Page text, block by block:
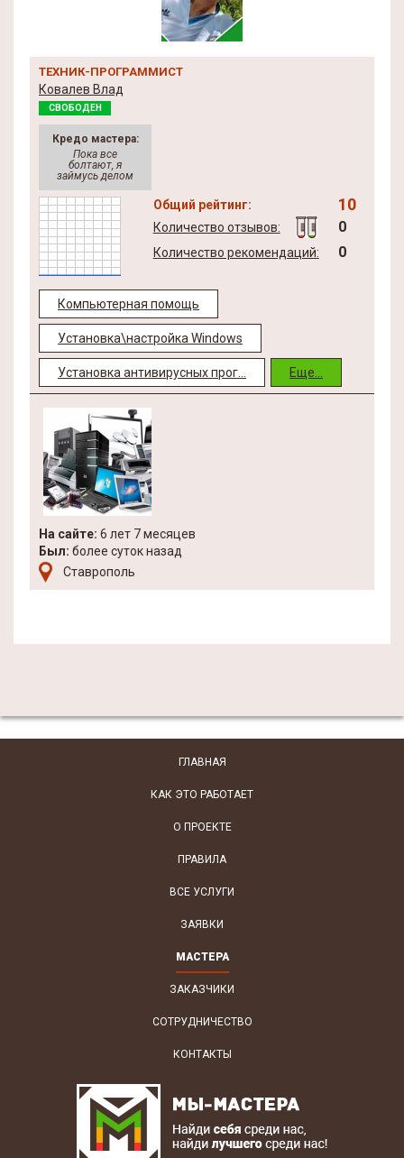
ТЕХНИК-ПРОГРАММИСТ
Ковалев Влад
СВОБОДЕН
Кредо мастера:
Пока все
болтают, я
займусь делом
Общий рейтинг: 10
Количество отзывов: 0
Количество рекомендаций: 0
Компьютерная помощь
Установка\настройка Windows
Установка антивирусных прог... Еще...
На сайте: 6 лет 7 месяцев
Был: более суток назад
Ставрополь
ГЛАВНАЯ
КАК ЭТО РАБОТАЕТ
О ПРОЕКТЕ
ПРАВИЛА
ВСЕ УСЛУГИ
ЗАЯВКИ
МАСТЕРА
ЗАКАЗЧИКИ
СОТРУДНИЧЕСТВО
КОНТАКТЫ